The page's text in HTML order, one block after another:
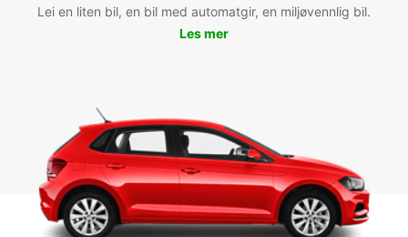
Lei en liten bil, en bil med automatgir, en miljøvennlig bil.
Les mer